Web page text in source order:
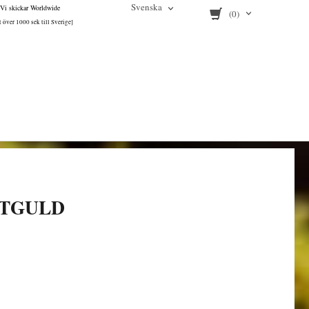
skickar Worldwide
1000 sek till Sverige]
Svenska
(0)